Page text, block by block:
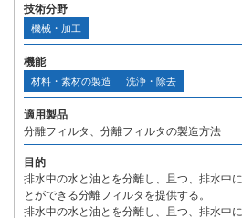
技術分野
機械・加工
機能
材料・素材の製造 洗浄・除去
適用製品
分離フィルタ、分離フィルタの製造方法
目的
排水中の水と油とを分離し、且つ、排水中
とができる分離フィルタを提供する。
排水中の水と油とを分離し、且つ、排水中